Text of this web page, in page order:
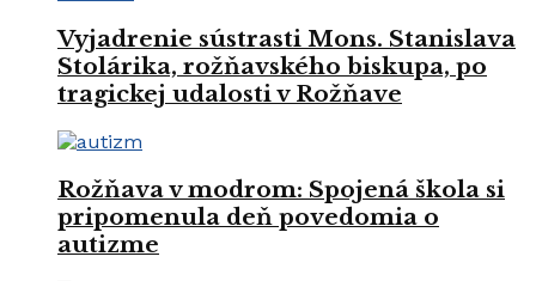
Vyjadrenie sústrasti Mons. Stanislava
Stolárika, rožňavského biskupa, po
tragickej udalosti v Rožňave
Rožňava v modrom: Spojená škola si
pripomenula deň povedomia o
autizme